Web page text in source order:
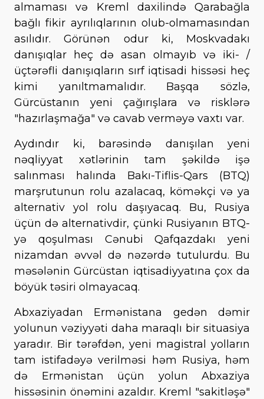
almaması və Kreml daxilində Qarabağla
bağlı fikir ayrılıqlarının olub-olmamasından
asılıdır. Görünən odur ki, Moskvadakı
danışıqlar heç də asan olmayıb və iki- /
üçtərəfli danışıqların sırf iqtisadi hissəsi heç
kimi yanıltmamalıdır. Başqa sözlə,
Gürcüstanın yeni çağırışlara və risklərə
"hazırlaşmağa" və cavab verməyə vaxtı var.
Aydındır ki, barəsində danışılan yeni
nəqliyyat xətlərinin tam şəkildə işə
salınması halında Bakı-Tiflis-Qars (BTQ)
marşrutunun rolu azalacaq, köməkçi və ya
alternativ yol rolu daşıyacaq. Bu, Rusiya
üçün də alternativdir, çünki Rusiyanın BTQ-
yə qoşulması Cənubi Qafqazdakı yeni
nizamdan əvvəl də nəzərdə tutulurdu. Bu
məsələnin Gürcüstan iqtisadiyyatına çox da
böyük təsiri olmayacaq.
Abxaziyadan Ermənistana gedən dəmir
yolunun vəziyyəti daha maraqlı bir situasiya
yaradır. Bir tərəfdən, yeni magistral yolların
tam istifadəyə verilməsi həm Rusiya, həm
də Ermənistan üçün yolun Abxaziya
hissəsinin önəmini azaldır. Kreml "sakitləşə"